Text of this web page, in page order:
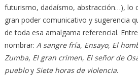
futurismo, dadaísmo, abstracción…), lo
gran poder comunicativo y sugerencia
de toda esa amalgama referencial.
nombrar: A sangre fría, Ensayo, El
Zumba, El gran crimen, El señor de
puebloy Siete horas de violencia.